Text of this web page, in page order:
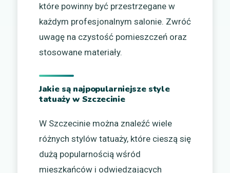
które powinny być przestrzegane w
każdym profesjonalnym salonie. Zwróć
uwagę na czystość pomieszczeń oraz
stosowane materiały.
Jakie są najpopularniejsze style
tatuaży w Szczecinie
W Szczecinie można znaleźć wiele
różnych stylów tatuaży, które cieszą się
dużą popularnością wśród
mieszkańców i odwiedzających